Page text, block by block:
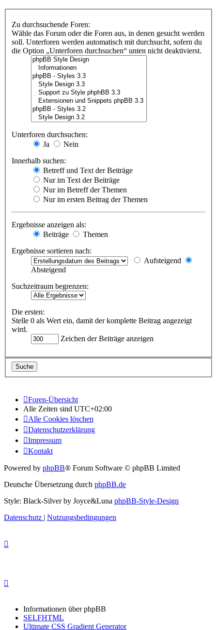
Zu durchsuchende Foren:
Wähle das Forum oder die Foren aus, in denen gesucht werden
soll. Unterforen werden automatisch mit durchsucht, sofern du
die Option „Unterforen durchsuchen“ unten nicht deaktivierst.
Unterforen durchsuchen:
Ja
Nein
Innerhalb suchen:
Betreff und Text der Beiträge
Nur im Text der Beiträge
Nur im Betreff der Themen
Nur im ersten Beitrag der Themen
Ergebnisse anzeigen als:
Beiträge
Themen
Ergebnisse sortieren nach:
Aufsteigend
Absteigend
Suchzeitraum begrenzen:
Die ersten:
Stelle 0 als Wert ein, damit der komplette Beitrag angezeigt
wird.
Zeichen der Beiträge anzeigen
Foren-Übersicht
Alle Zeiten sind UTC+02:00
Alle Cookies löschen
Datenschutzerklärung
Impressum
Kontakt
Powered by phpBB® Forum Software © phpBB Limited
Deutsche Übersetzung durch phpBB.de
Style: Black-Silver by Joyce&Luna phpBB-Style-Design
Datenschutz | Nutzungsbedingungen
Informationen über phpBB
SELFHTML
Ultimate CSS Gradient Generator